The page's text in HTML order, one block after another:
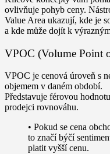
ovlivňuje pohyb ceny.
Value Area ukazují, kde je
a kde může dojít k
VPOC (Volume Point
VPOC je cenová úroveň s
objemem v daném období.
Představuje férovou
prodejci rovnováhu.
• Pokud se cena
to značíbýčí
platit vyšší cenu.